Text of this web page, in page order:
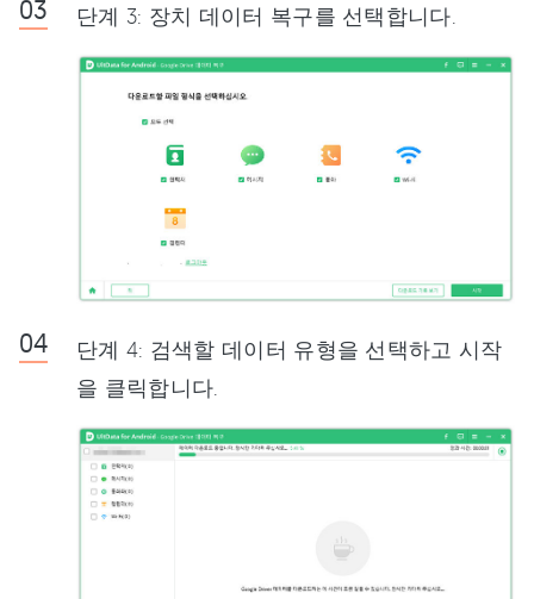
단계 3: 장치 데이터 복구를 선택합니다.
단계 4: 검색할 데이터 유형을 선택하고 시작
을 클릭합니다.